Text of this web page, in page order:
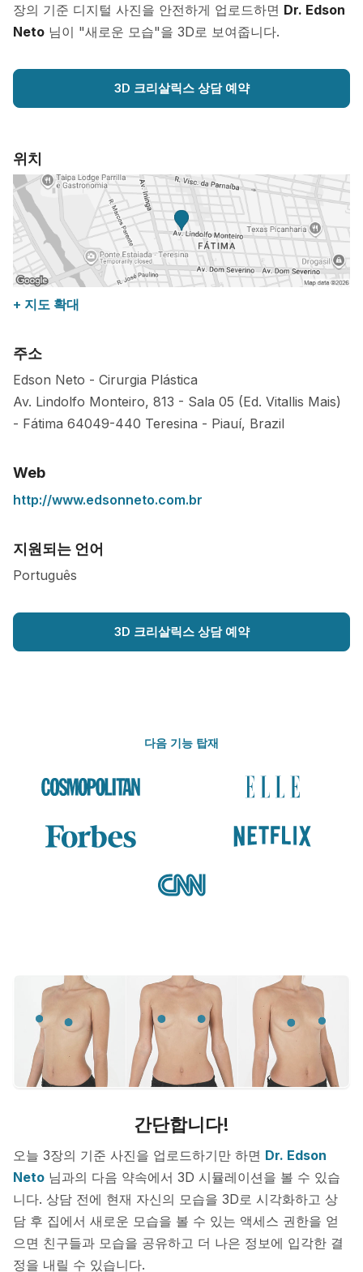
장의 기준 디지털 사진을 안전하게 업로드하면 Dr. Edson
Neto 님이 "새로운 모습"을 3D로 보여줍니다.
3D 크리살릭스 상담 예약
위치
+ 지도 확대
주소
Edson Neto - Cirurgia Plástica
Av. Lindolfo Monteiro, 813 - Sala 05 (Ed. Vitallis Mais)
- Fátima 64049-440 Teresina - Piauí, Brazil
Web
http://www.edsonneto.com.br
지원되는 언어
Português
3D 크리살릭스 상담 예약
다음 기능 탑재
간단합니다!
오늘 3장의 기준 사진을 업로드하기만 하면 Dr. Edson
Neto 님과의 다음 약속에서 3D 시뮬레이션을 볼 수 있습
니다. 상담 전에 현재 자신의 모습을 3D로 시각화하고 상
담 후 집에서 새로운 모습을 볼 수 있는 액세스 권한을 얻
으면 친구들과 모습을 공유하고 더 나은 정보에 입각한 결
정을 내릴 수 있습니다.